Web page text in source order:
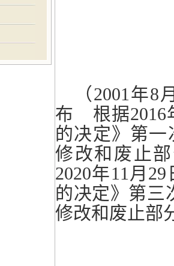
（2001年
布 根据2016
的决定》第
修改和废止
2020年11月
的决定》第三
修改和废止部